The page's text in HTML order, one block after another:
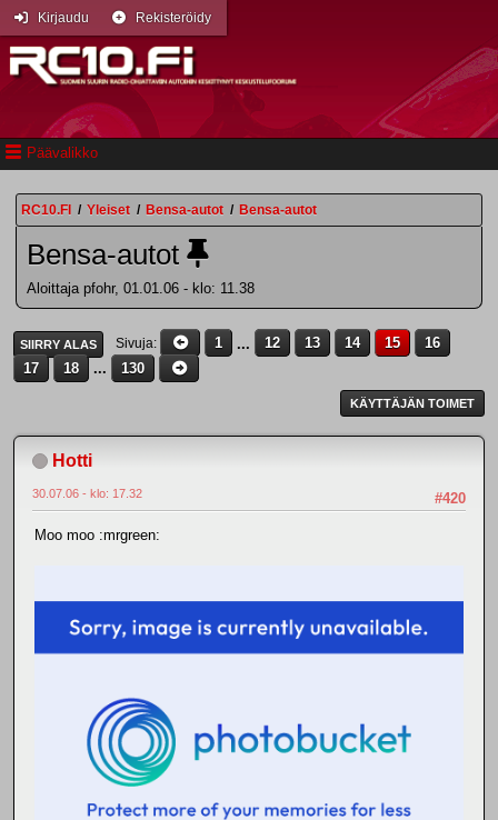
Päävalikko
Kirjaudu Rekisteröidy
RC10.FI / Yleiset / Bensa-autot / Bensa-autot
Bensa-autot
Aloittaja pfohr, 01.01.06 - klo: 11.38
SIIRRY ALAS Sivuja 1 ... 12 13 14 15
16
17
18 ... 130
KÄYTTÄJÄN TOIMET
Hotti
#420
30.07.06 - klo: 17.32
Moo moo :mrgreen: